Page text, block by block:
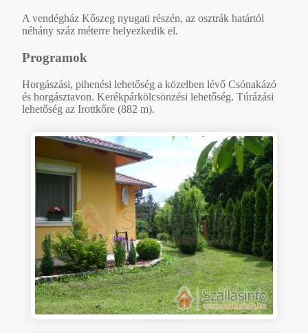
A vendégház Kőszeg nyugati részén, az osztrák határtól
néhány száz méterre helyezkedik el.
Programok
Horgászási, pihenési lehetőség a közelben lévő Csónakázó
és horgásztavon. Kerékpárkölcsönzési lehetőség. Túrázási
lehetőség az Irottkőre (882 m).